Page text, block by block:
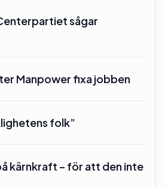
sågar
Manpower fixa jobben
folk”
kärnkraft – för att den inte